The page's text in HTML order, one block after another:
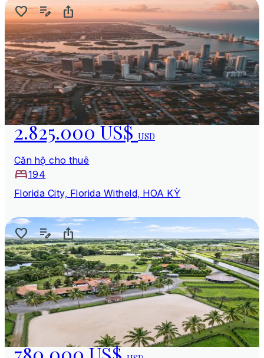
2.825.000 US$USD
Căn hộ cho thuê
194
Florida City, Florida Witheld, HOA KỲ